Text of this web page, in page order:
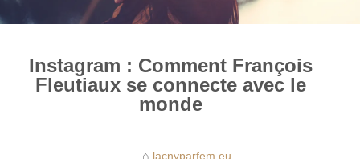
Instagram : Comment François
Fleutiaux se connecte avec le
monde
lacnyparfem.eu